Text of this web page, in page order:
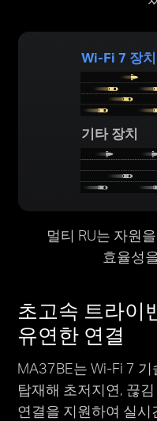
Wi-Fi 7 장치
기타 장치
멀티 RU는 자원
효율성
초고속 트라이
유연한 연결
MA37BE는 Wi-Fi 7
탑재해 초저지연, 끊
연결을 지원하여 실시